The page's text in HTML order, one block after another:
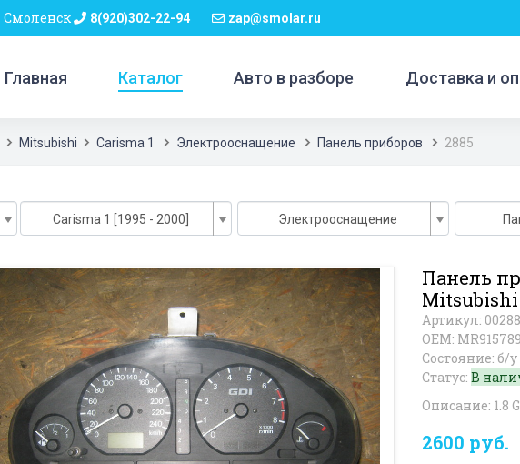
Смоленск 8(920)302-22-94 zap@smolar.ru
Главная Каталог Авто в разборе Доставка и
Mitsubishi Carisma 1 Электрооснащение Панель приборов 2885
Carisma 1 [1995 - 2000] Электрооснащение
Панель
Mitsubishi
Артикул:
OEM: MR915789
Состояние: б/у
Статус: В
Описание: 1.8
2600 руб.